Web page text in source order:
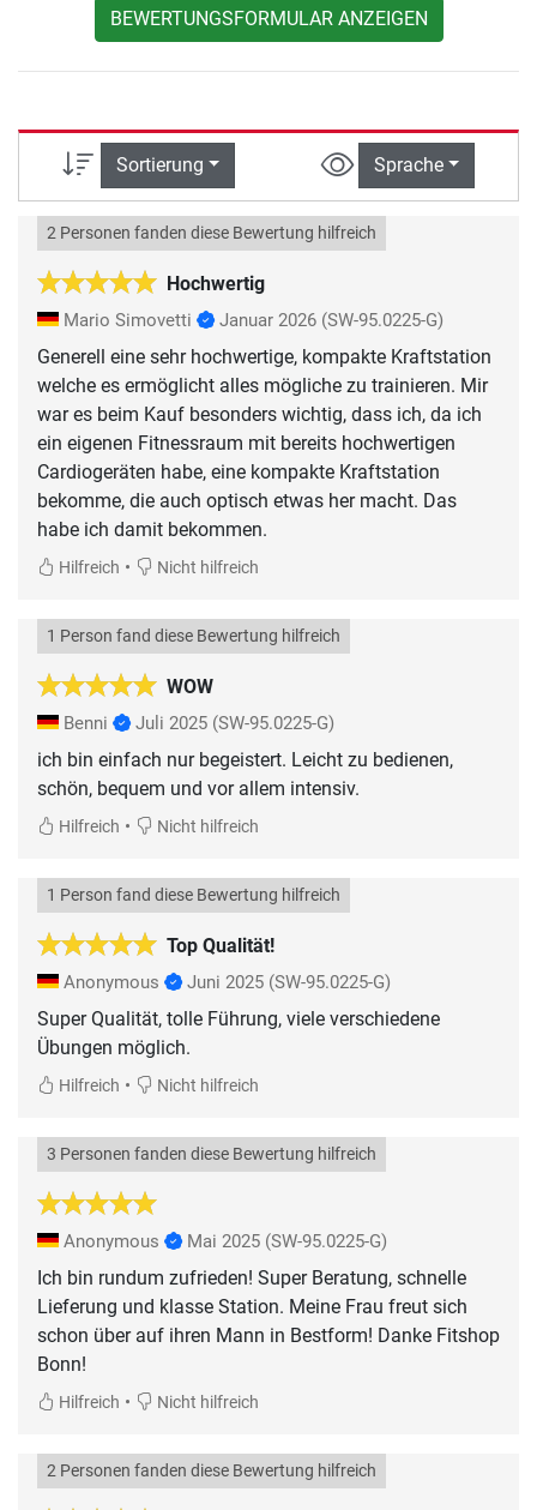
BEWERTUNGSFORMULAR ANZEIGEN
Sortierung Sprache
Hochwertig
2 Personen fanden diese Bewertung hilfreich
Mario Simovetti Januar 2026 (SW-95.0225-G)
Generell eine sehr hochwertige, kompakte Kraftstation
welche es ermöglicht alles mögliche zu trainieren. Mir
war es beim Kauf besonders wichtig, dass ich, da ich
ein eigenen Fitnessraum mit bereits hochwertigen
Cardiogeräten habe, eine kompakte Kraftstation
bekomme, die auch optisch etwas her macht. Das
habe ich damit bekommen.
Hilfreich • Nicht hilfreich
WOW
1 Person fand diese Bewertung hilfreich
Benni Juli 2025 (SW-95.0225-G)
ich bin einfach nur begeistert. Leicht zu bedienen,
schön, bequem und vor allem intensiv.
Hilfreich • Nicht hilfreich
Top Qualität!
1 Person fand diese Bewertung hilfreich
Anonymous Juni 2025 (SW-95.0225-G)
Super Qualität, tolle Führung, viele verschiedene
Übungen möglich.
Hilfreich • Nicht hilfreich
3 Personen fanden diese Bewertung hilfreich
Anonymous Mai 2025 (SW-95.0225-G)
Ich bin rundum zufrieden! Super Beratung, schnelle
Lieferung und klasse Station. Meine Frau freut sich
schon über auf ihren Mann in Bestform! Danke Fitshop
Bonn!
Hilfreich • Nicht hilfreich
2 Personen fanden diese Bewertung hilfreich